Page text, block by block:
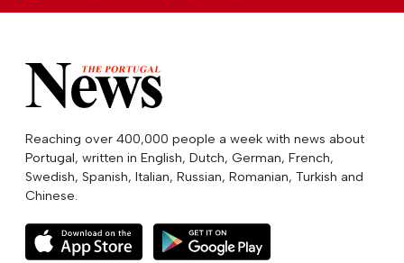
Reaching over 400,000 people a week with news about
Portugal, written in English, Dutch, German, French,
Swedish, Spanish, Italian, Russian, Romanian, Turkish and
Chinese.